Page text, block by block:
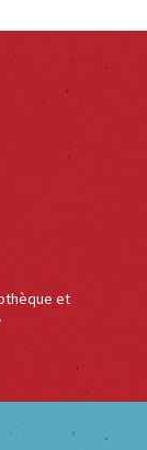
et